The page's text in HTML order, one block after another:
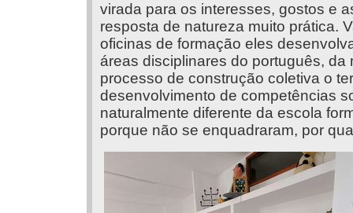
virada para os interesses, gostos e
resposta de natureza muito prática.
oficinas de formação eles
áreas disciplinares do português,
processo de construção coletiva o
desenvolvimento de competências
naturalmente diferente da escola
porque não se enquadraram, por